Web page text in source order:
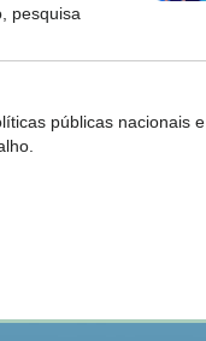
pesquisa
públicas nacionais e